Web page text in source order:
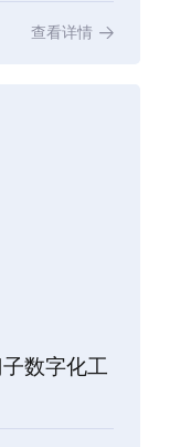
查看详情
数字化工